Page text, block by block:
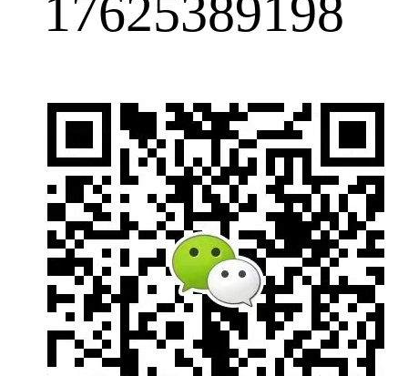
17625389198